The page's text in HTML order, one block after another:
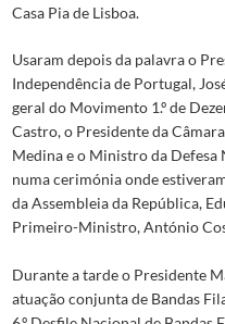
Casa Pia de Lisboa.
Usaram depois da palavra o
Independência de Portugal,
geral do Movimento 1.º de
Castro, o Presidente da
Medina e o Ministro da Defesa
numa cerimónia onde
da Assembleia da República,
Primeiro-Ministro, António
Durante a tarde o Presidente
atuação conjunta de Bandas